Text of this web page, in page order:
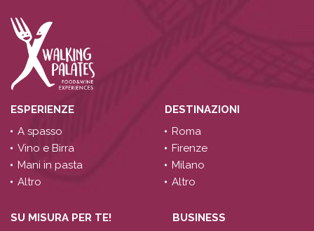
ESPERIENZE
A spasso
Vino e Birra
Mani in pasta
Altro
DESTINAZIONI
Roma
Firenze
Milano
Altro
SU MISURA PER TE! BUSINESS